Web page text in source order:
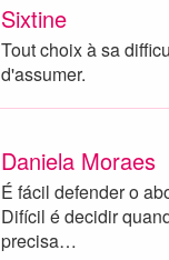
Sixtine
Tout choix à sa
d'assumer.
Daniela Moraes
É fácil defender o
Difícil é decidir
precisa…